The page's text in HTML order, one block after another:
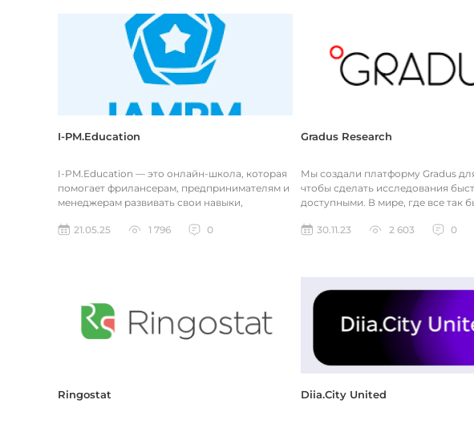
I-PM.Education
I-PM.Education — это онлайн-школа, которая
помогает фрилансерам, предпринимателям и
менеджерам развивать свои навыки,
21.05.25
1 796 0
Gradus Research
Мы создали платформу Gradus
чтобы сделать исследования
доступными. В мире, где все так
30.11.23
2 603 0
Ringostat Diia.City United